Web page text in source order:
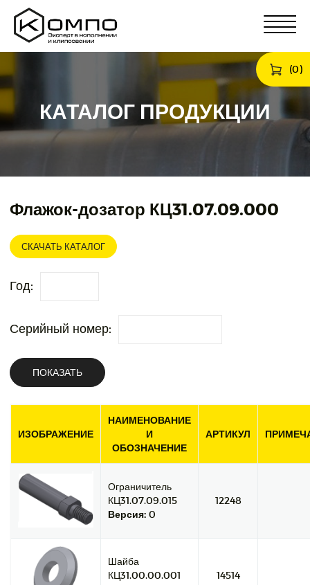
(0)
КАТАЛОГ ПРОДУКЦИИ
Флажок-дозатор КЦ31.07.09.000
СКАЧАТЬ КАТАЛОГ
Год:
Серийный номер:
ПОКАЗАТЬ
ИЗОБРАЖЕНИЕ
НАИМЕНОВАНИЕ
И
ОБОЗНАЧЕНИЕ
АРТИКУЛ
Ограничитель
КЦ31.07.09.015
Версия: 0
12248
Шайба
КЦ31.00.00.001
14514